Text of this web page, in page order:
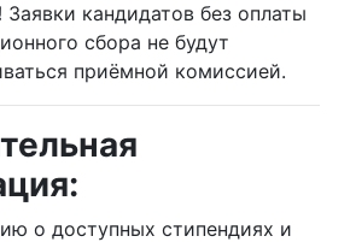
Заявки кандидатов без оплаты
сбора не будут
приёмной комиссией.
о доступных стипендиях и